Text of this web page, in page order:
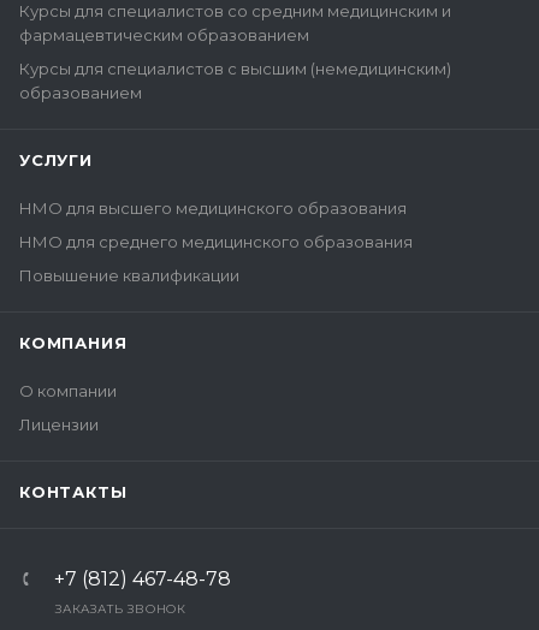
Курсы для специалистов со средним медицинским и
фармацевтическим образованием
Курсы для специалистов с высшим (немедицинским)
образованием
УСЛУГИ
НМО для высшего медицинского образования
НМО для среднего медицинского образования
Повышение квалификации
КОМПАНИЯ
О компании
Лицензии
КОНТАКТЫ
+7 (812) 467-48-78
ЗАКАЗАТЬ ЗВОНОК